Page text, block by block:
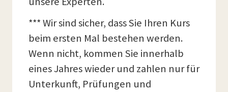
*** Wir sind sicher, dass Sie Ihren Kurs
beim ersten Mal bestehen werden.
Wenn nicht, kommen Sie innerhalb
eines Jahres wieder und zahlen nur für
Unterkunft, Prüfungen und